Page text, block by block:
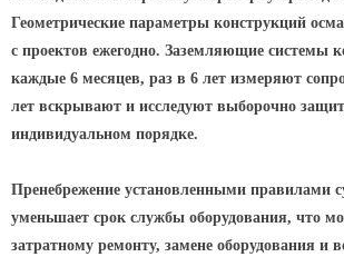
Геометрические параметры конструкций
с проектов ежегодно. Заземляющие системы
каждые 6 месяцев, раз в 6 лет измеряют
лет вскрывают и исследуют выборочно
индивидуальном порядке.
Пренебрежение установленными правилами
уменьшает срок службы оборудования, что
затратному ремонту, замене оборудования и